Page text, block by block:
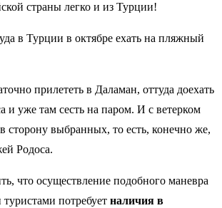
страны легко и из Турции!
прилететь в Даламан, оттуда доехать
и уже там сесть на паром. И с ветерком
сторону выбранных, то есть, конечно же,
Родоса.
что осуществление подобного маневра
потребует наличия в